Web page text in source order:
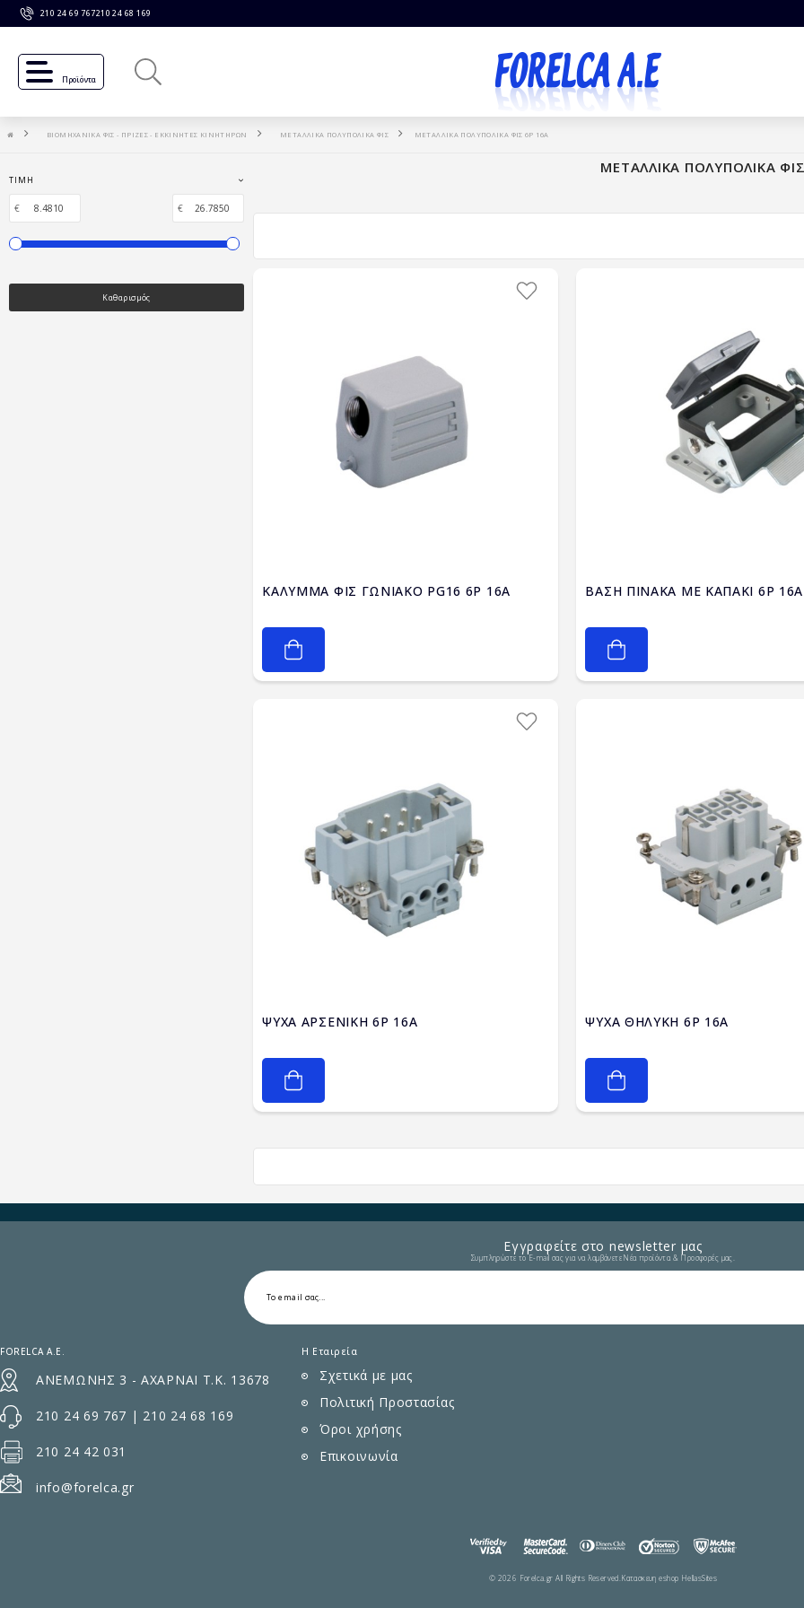
210 24 69 767210 24 68 169
Προϊόντα
ΒΙΟΜΗΧΑΝΙΚΑ ΦΙΣ - ΠΡΙΖΕΣ - ΕΚΚΙΝΗΤΕΣ ΚΙΝΗΤΗΡΩΝ ΜΕΤΑΛΛΙΚΑ ΠΟΛΥΠΟΛΙΚΑ ΦΙΣ ΜΕΤΑΛΛΙΚΑ ΠΟΛΥΠΟΛΙΚΑ ΦΙΣ 6P 16A
ΤΙΜΉ
€ €
Καθαρισμός
ΜΕΤΑΛΛΙΚΑ ΠΟΛΥΠΟΛΙΚΑ
ΚΑΛΥΜΜΑ ΦΙΣ ΓΩΝΙΑΚΟ PG16 6P 16A ΒΑΣΗ ΠΙΝΑΚΑ ΜΕ ΚΑΠΑΚΙ 6P 16A
ΨΥΧΑ ΑΡΣΕΝΙΚΗ 6P 16A ΨΥΧΑ ΘΗΛΥΚΗ 6P 16A
Εγγραφείτε στο newsletter μας
Συμπληρώστε το E-mail σας για να λαμβάνετε Νέα προϊόντα & Προσφορές μας.
FORELCA A.E.
ΑΝΕΜΩΝΗΣ 3 - ΑΧΑΡΝΑΙ Τ.Κ. 13678
210 24 69 767 | 210 24 68 169
210 24 42 031
info@forelca.gr
Η Εταιρεία
Σχετικά με μας
Πολιτική Προστασίας
Όροι χρήσης
Επικοινωνία
© 2026 Forelca.gr All Rights Reserved.Κατασκευη eshop HellasSites